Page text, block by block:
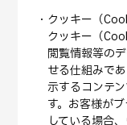
クッキー（
クッキー（
閲覧情報等の
せる仕組みで
示するコンテ
す。お客様が
している場合